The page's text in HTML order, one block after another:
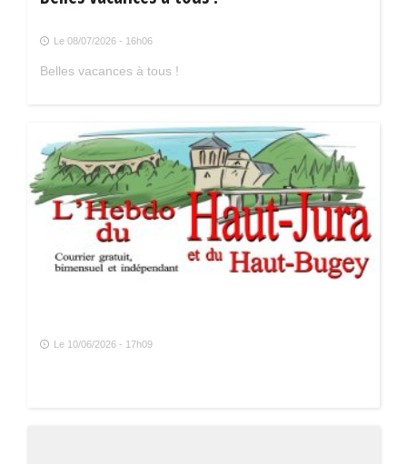
Le 08/07/2026 - 16h06
Belles vacances à tous !
Le 10/06/2026 - 17h09